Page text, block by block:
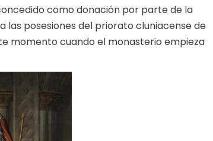
como donación por parte de la
las posesiones del priorato cluniacense de
momento cuando el monasterio empieza